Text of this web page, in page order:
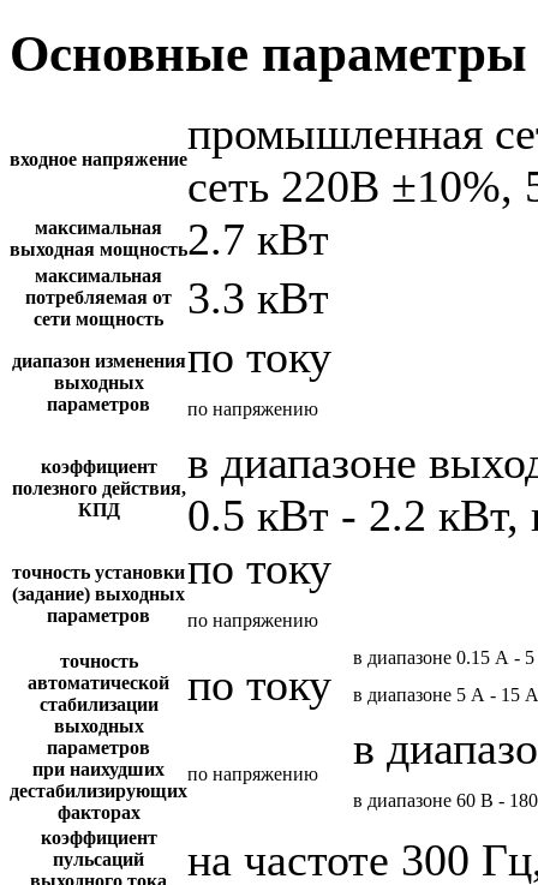
Основные параметры
входное напряжение
промышленная
сеть 220В ±10%,
максимальная
выходная мощность2.7 кВт
максимальная
потребляемая от
сети мощность
3.3 кВт
диапазон изменения
выходных
параметров
по току
по напряжению
коэффициент
полезного действия,
КПД
в диапазоне
0.5 кВт - 2.2 кВт,
точность установки
(задание) выходных
параметров
по току
по напряжению
точность
автоматической
стабилизации
выходных
параметров
при наихудших
дестабилизирующих
факторах
по току
в диапазоне 0.15 А -
в диапазоне 5 А - 15 А
по напряжению
в
в диапазоне 60 В -
коэффициент
пульсаций
выходного тока
на частоте 300